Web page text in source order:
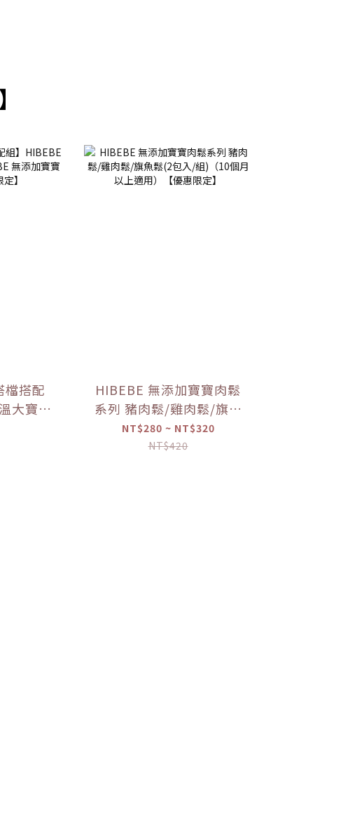
檔搭配
大寶寶
加寶寶
定】
HIBEBE 無添加寶寶肉鬆
系列 豬肉鬆/雞肉鬆/旗魚
鬆(2包入/組)（10個月以
上適用）【優惠限定】
NT$280 ~ NT$320
NT$420